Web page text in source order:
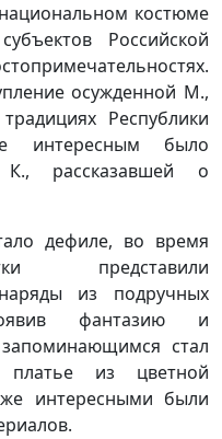
костюме
Российской
осужденной М.,
Республики
интересным было
К., рассказавшей о
дефиле, во время
представили
из подручных
фантазию и
стал
из цветной
интересными были